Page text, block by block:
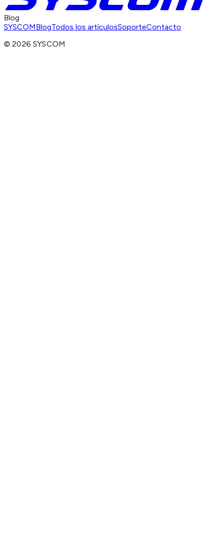
Blog
SYSCOMBlogTodos los artículosSoporteContacto
©2026 SYSCOM